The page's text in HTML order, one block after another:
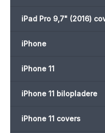
iPad Pro 9,7" (2016)
iPhone
iPhone 11
iPhone 11 bilopladere
iPhone 11 covers